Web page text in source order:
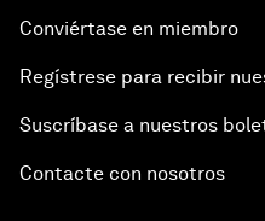
Conviértase en miembro
Regístrese para recibir
Suscríbase a nuestros
Contacte con nosotros